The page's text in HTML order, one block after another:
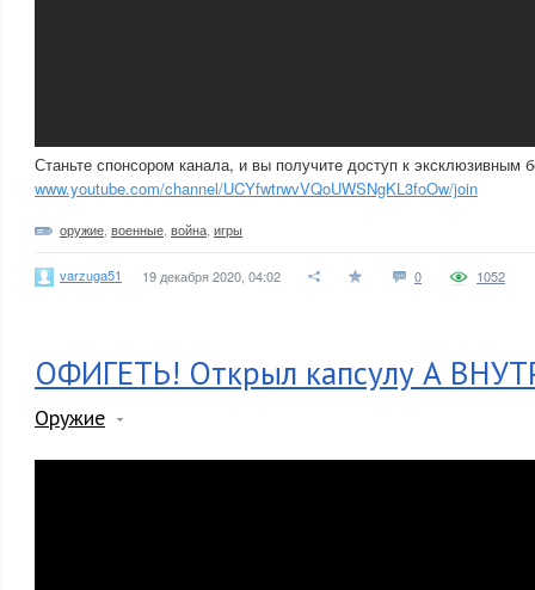
Станьте спонсором канала, и вы получите доступ к эксклюзивным
www.youtube.com/channel/UCYfwtrwvVQoUWSNgKL3foOw/join
оружие военные война игры
varzuga51 19 декабря 2020, 04:02 0 1052
ОФИГЕТЬ! Открыл капсулу А
Оружие